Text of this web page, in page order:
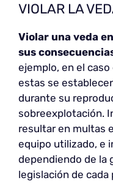
VIOLAR LA
Violar una veda
sus
ejemplo, en el caso
estas se
durante su
sobreexplotación.
resultar en multas
equipo utilizado, e
dependiendo de la
legislación de cada